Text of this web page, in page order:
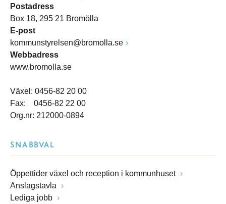
Postadress
Box 18, 295 21 Bromölla
E-post
kommunstyrelsen@bromolla.se
Webbadress
www.bromolla.se
Växel: 0456-82 20 00
Fax: 0456-82 22 00
Org.nr: 212000-0894
SNABBVAL
Öppettider växel och reception i kommunhuset
Anslagstavla
Lediga jobb